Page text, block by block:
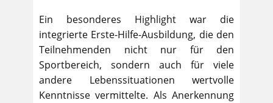
Ein besonderes Highlight war die
integrierte Erste-Hilfe-Ausbildung, die den
Teilnehmenden nicht nur für den
Sportbereich, sondern auch für viele
andere Lebenssituationen wertvolle
Kenntnisse vermittelte. Als Anerkennung